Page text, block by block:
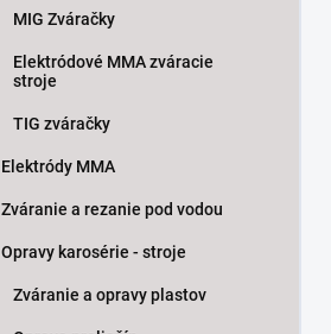
MIG Zváračky
Elektródové MMA zváracie
stroje
TIG zváračky
Elektródy MMA
Zváranie a rezanie pod vodou
Opravy karosérie - stroje
Zváranie a opravy plastov